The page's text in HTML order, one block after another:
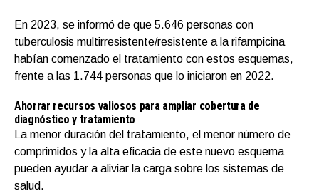
En 2023, se informó de que 5.646 personas con
tuberculosis multirresistente/resistente a la rifampicina
habían comenzado el tratamiento con estos esquemas,
frente a las 1.744 personas que lo iniciaron en 2022.
Ahorrar recursos valiosos para ampliar cobertura de
diagnóstico y tratamiento
La menor duración del tratamiento, el menor número de
comprimidos y la alta eficacia de este nuevo esquema
pueden ayudar a aliviar la carga sobre los sistemas de
salud.